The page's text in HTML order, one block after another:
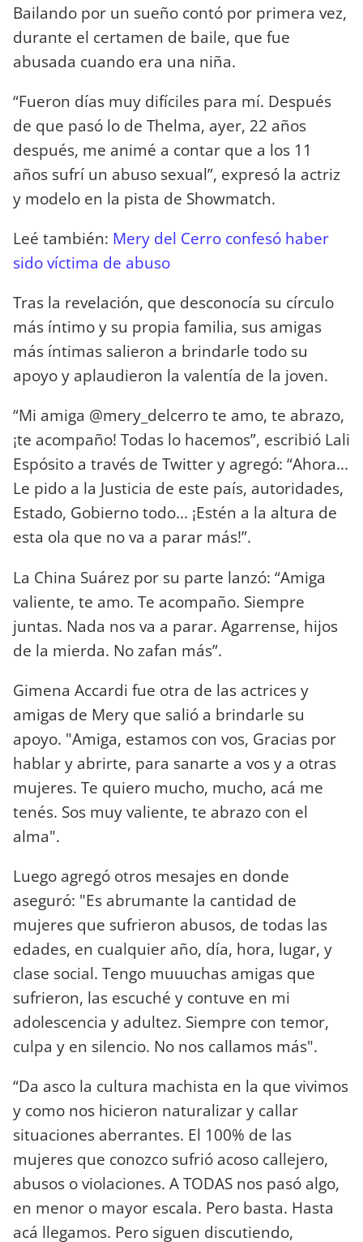
Bailando por un sueño contó por primera vez,
durante el certamen de baile, que fue
abusada cuando era una niña.
“Fueron días muy difíciles para mí. Después
de que pasó lo de Thelma, ayer, 22 años
después, me animé a contar que a los 11
años sufrí un abuso sexual”, expresó la actriz
y modelo en la pista de Showmatch.
Leé también: Mery del Cerro confesó haber
sido víctima de abuso
Tras la revelación, que desconocía su círculo
más íntimo y su propia familia, sus amigas
más íntimas salieron a brindarle todo su
apoyo y aplaudieron la valentía de la joven.
“Mi amiga @mery_delcerro te amo, te abrazo,
¡te acompaño! Todas lo hacemos”, escribió Lali
Espósito a través de Twitter y agregó: “Ahora...
Le pido a la Justicia de este país, autoridades,
Estado, Gobierno todo... ¡Estén a la altura de
esta ola que no va a parar más!”.
La China Suárez por su parte lanzó: “Amiga
valiente, te amo. Te acompaño. Siempre
juntas. Nada nos va a parar. Agarrense, hijos
de la mierda. No zafan más”.
Gimena Accardi fue otra de las actrices y
amigas de Mery que salió a brindarle su
apoyo. "Amiga, estamos con vos, Gracias por
hablar y abrirte, para sanarte a vos y a otras
mujeres. Te quiero mucho, mucho, acá me
tenés. Sos muy valiente, te abrazo con el
alma".
Luego agregó otros mesajes en donde
aseguró: "Es abrumante la cantidad de
mujeres que sufrieron abusos, de todas las
edades, en cualquier año, día, hora, lugar, y
clase social. Tengo muuuchas amigas que
sufrieron, las escuché y contuve en mi
adolescencia y adultez. Siempre con temor,
culpa y en silencio. No nos callamos más".
“Da asco la cultura machista en la que vivimos
y como nos hicieron naturalizar y callar
situaciones aberrantes. El 100% de las
mujeres que conozco sufrió acoso callejero,
abusos o violaciones. A TODAS nos pasó algo,
en menor o mayor escala. Pero basta. Hasta
acá llegamos. Pero siguen discutiendo,